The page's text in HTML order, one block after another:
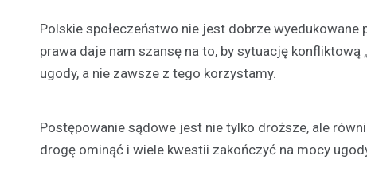
Polskie społeczeństwo nie jest dobrze
prawa daje nam szansę na to, by sytuację
ugody, a nie zawsze z tego korzystamy.
Postępowanie sądowe jest nie tylko droższe, ale
drogę ominąć i wiele kwestii zakończyć na mocy